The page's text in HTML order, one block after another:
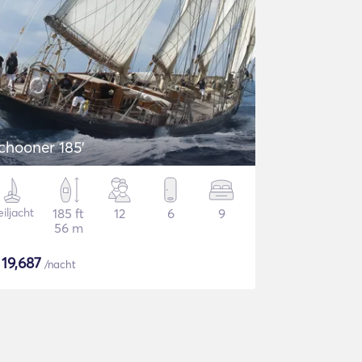
185'
185 ft
56 m
12 6 9
19,687 /nacht